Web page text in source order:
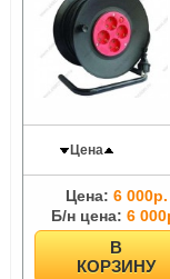
Цена
Цена: 6 000р.
Б/н цена: 6
В
КОРЗИНУ